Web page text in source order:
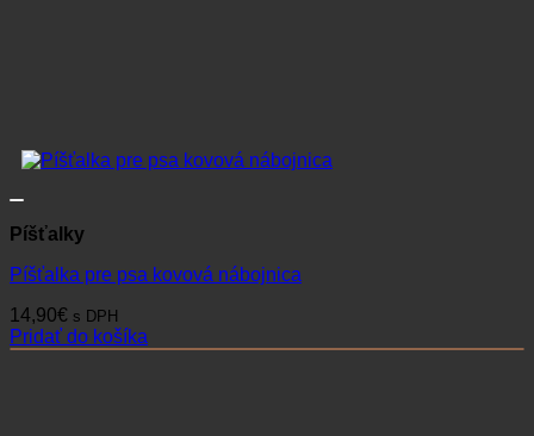
Píšťalky
Píšťalka pre psa kovová nábojnica
14,90€ s DPH
Pridať do košíka